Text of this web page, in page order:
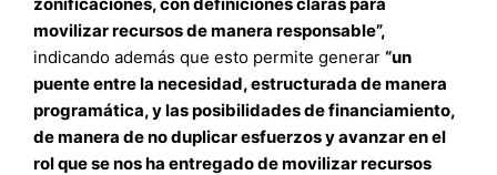
movilizar recursos de manera responsable”,
indicando además que esto permite generar “un
puente entre la necesidad, estructurada de manera
programática, y las posibilidades de financiamiento,
de manera de no duplicar esfuerzos y avanzar en el
rol que se nos ha entregado de movilizar recursos